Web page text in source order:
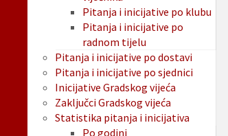
Pitanja i inicijative po klubu
Pitanja i inicijative po
radnom tijelu
Pitanja i inicijative po dostavi
Pitanja i inicijative po sjednici
Inicijative Gradskog vijeća
Zaključci Gradskog vijeća
Statistika pitanja i inicijativa
Po godini